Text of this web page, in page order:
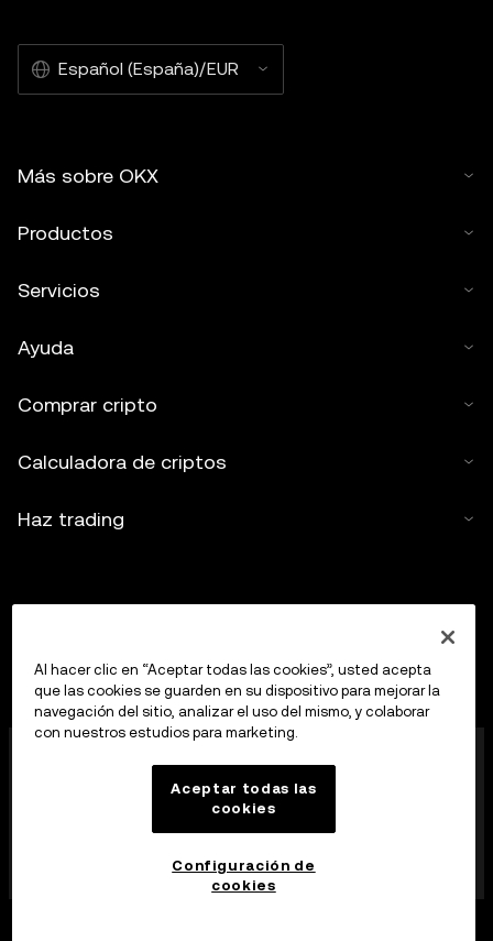
Español (España)/EUR
Más sobre OKX
Productos
Servicios
Ayuda
Comprar cripto
Calculadora de criptos
Haz trading
comercial de OKX, es ahora una plataforma de trading
de criptoactivos autorizada como proveedor de
servicios de criptoactivos por la MFSA, de
conformidad con el artículo 28 de la Ley de los
mercados de criptoactivos (Capítulo 647 de las Leyes
Al hacer clic en “Aceptar todas las cookies”, usted acepta
que las cookies se guarden en su dispositivo para mejorar la
navegación del sitio, analizar el uso del mismo, y colaborar
con nuestros estudios para marketing.
Aceptar todas las
cookies
Configuración de
cookies